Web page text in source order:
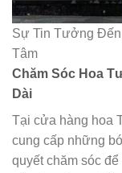
Sự Tin Tưởng Đến
Tâm
Chăm Sóc Hoa
Dài
Tại cửa hàng hoa
cung cấp những
quyết chăm sóc